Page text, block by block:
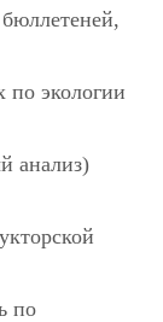
по экологии
анализ)
по